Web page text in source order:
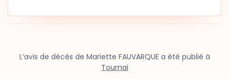
L’avis de décès de Mariette FAUVARQUE a été publié à
Tournai